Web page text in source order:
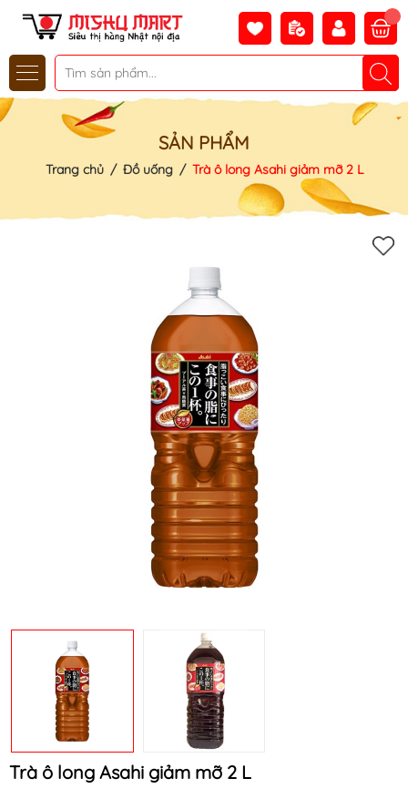
SẢN PHẨM
Trang chủ / Đồ uống / Trà ô long Asahi giảm mỡ 2 L
Trà ô long Asahi giảm mỡ 2 L